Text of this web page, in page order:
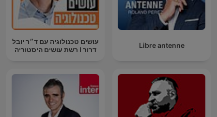
Libre antenne
עושים טכנולוגיה עם ד״ר יובל
דרור I רשת עושים היסטוריה